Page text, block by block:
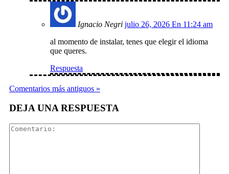
Ignacio Negri julio 26, 2026 En 11:24 am
al momento de instalar, tenes que elegir el idioma
que queres.
Respuesta
Comentarios más antiguos »
DEJA UNA RESPUESTA